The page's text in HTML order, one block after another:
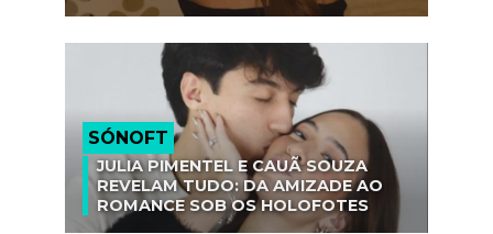
SÓNOFT
JULIA PIMENTEL E CAUÃ SOUZA
REVELAM TUDO: DA AMIZADE AO
ROMANCE SOB OS HOLOFOTES